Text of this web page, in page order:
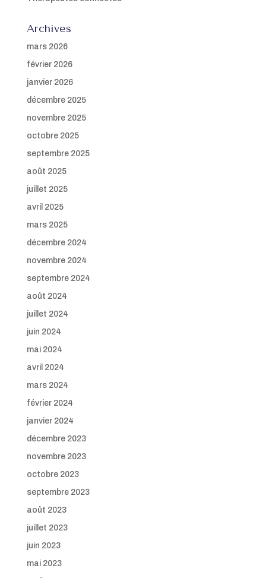
Archives
mars 2026
février 2026
janvier 2026
décembre 2025
novembre 2025
octobre 2025
septembre 2025
août 2025
juillet 2025
avril 2025
mars 2025
décembre 2024
novembre 2024
septembre 2024
août 2024
juillet 2024
juin 2024
mai 2024
avril 2024
mars 2024
février 2024
janvier 2024
décembre 2023
novembre 2023
octobre 2023
septembre 2023
août 2023
juillet 2023
juin 2023
mai 2023